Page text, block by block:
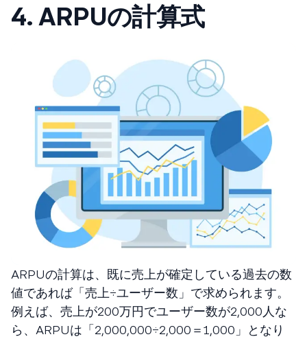
4. ARPUの計算式
ARPUの計算は、既に売上が確定している過去の数
値であれば「売上÷ユーザー数」で求められます。
例えば、売上が200万円でユーザー数が2,000人な
ら、ARPUは「2,000,000÷2,000＝1,000」となり